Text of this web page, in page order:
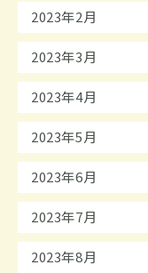
2023年2月
2023年3月
2023年4月
2023年5月
2023年6月
2023年7月
2023年8月